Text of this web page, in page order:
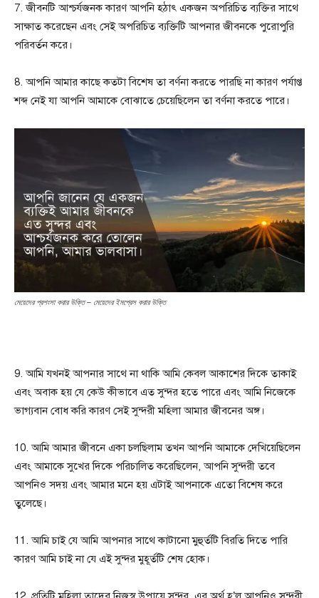
7. জীবনটি আশ্চর্যজনক কারণ আপনি হঠাৎ একজন অপরিচিত ব্যক্তির সাথে
সাক্ষাত করেছেন এবং সেই অপরিচিত ব্যক্তিটি আপনার জীবনকে পুরোপুরি
পরিবর্তন করে।
8. আপনি আমার কাছে কতটা বিশেষ তা বর্ণনা করতে পারছি না কারণ পর্যাপ্ত
শব্দ নেই যা আপনি আমাকে বোঝাতে চেয়েছিলেন তা বর্ণনা করতে পারে।
মেয়েদের প্রশংসা করার উক্তি – মেয়েদের ইমপ্রেস করার উক্তি
9. আমি যখনই আপনার সাথে না থাকি আমি কেবল আকাশের দিকে তাকাই
এবং অবাক হয় যে কেউ কীভাবে এত সুন্দর হতে পারে এবং আমি নিজেকে
ভাগ্যবান বোধ করি কারণ সেই সুন্দরী মহিলা আমার জীবনের অঙ্গ।
10. আমি আমার জীবনে একা চলছিলাম তখন আপনি আমাকে দেখিয়েছিলেন
এবং আমাকে সুখের দিকে পরিচালিত করেছিলেন, আপনি সুন্দরী তবে
আপনিও সদয় এবং আমার মনে হয় এটাই আপনাকে এতো বিশেষ করে
তুলেছে।
11. আমি চাই যে আমি আপনার সাথে কাটানো মুহুর্তটি বিরতি দিতে পারি
কারণ আমি চাই না যে এই সুন্দর মুহূর্তটি শেষ হোক।